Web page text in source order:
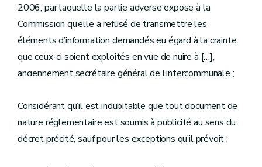
2006, par laquelle la partie adverse expose à la
Commission qu’elle a refusé de transmettre les
éléments d’information demandés eu égard à la crainte
que ceux-ci soient exploités en vue de nuire à […],
anciennement secrétaire général de l’intercommunale ;
Considérant qu’il est indubitable que tout document de
nature réglementaire est soumis à publicité au sens du
décret précité, sauf pour les exceptions qu’il prévoit ;